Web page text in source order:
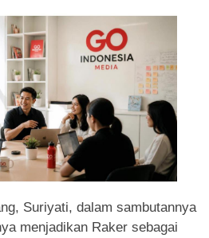
Suriyati, dalam sambutannya
menjadikan Raker sebagai